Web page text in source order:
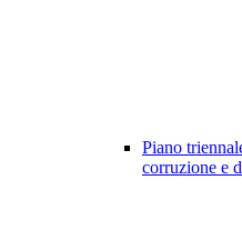
Piano
corruzione e